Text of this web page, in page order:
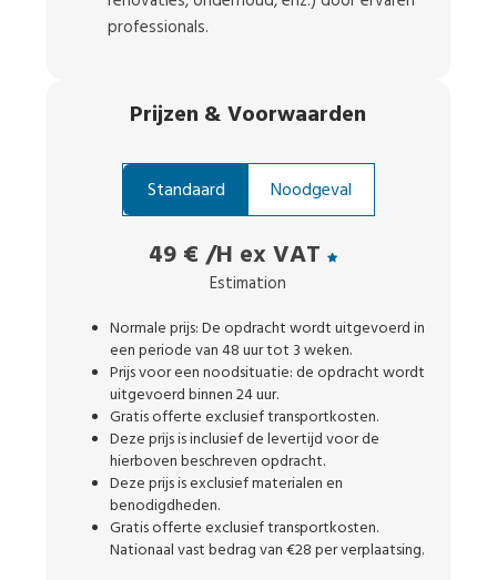
professionals.
Prijzen & Voorwaarden
Standaard Noodgeval
49 € /H ex VAT
Estimation
Normale prijs: De opdracht wordt uitgevoerd in
een periode van 48 uur tot 3 weken.
Prijs voor een noodsituatie: de opdracht wordt
uitgevoerd binnen 24 uur.
Gratis offerte exclusief transportkosten.
Deze prijs is inclusief de levertijd voor de
hierboven beschreven opdracht.
Deze prijs is exclusief materialen en
benodigdheden.
Gratis offerte exclusief transportkosten.
Nationaal vast bedrag van €28 per verplaatsing.